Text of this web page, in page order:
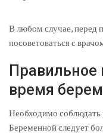
В любом случае, перед
посоветоваться с
Правильное
время
Необходимо
Беременной следует